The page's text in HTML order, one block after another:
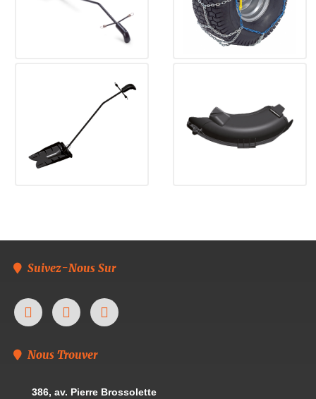
Suivez-Nous Sur
Nous Trouver
386, av. Pierre Brossolette